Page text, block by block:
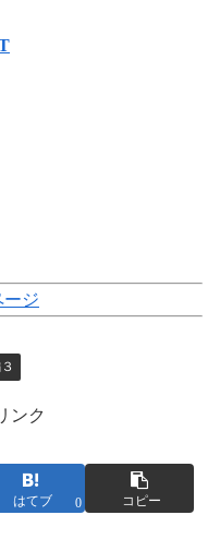
ジ
ンク
はてブ 0 コピー